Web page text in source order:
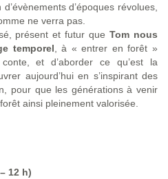
d’époques révolues,
ne verra pas.
présent et futur queTom nous
temporel, à « entrer en forêt »
et d’aborder ce qu’est la
aujourd’hui en s’inspirant des
pour que les générations à venir
ainsi pleinement valorisée.
12 h)